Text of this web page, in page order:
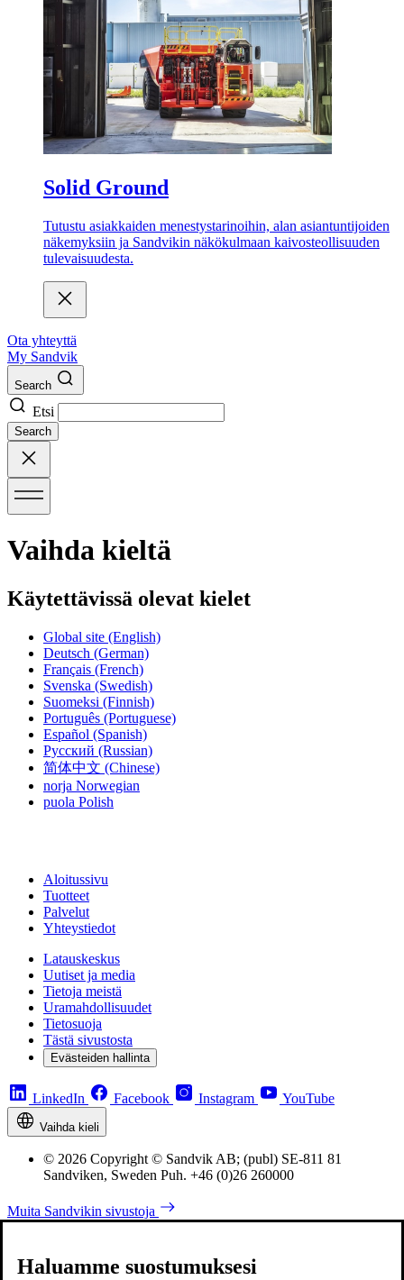
Solid Ground
Tutustu asiakkaiden menestystarinoihin, alan asiantuntijoiden
näkemyksiin ja Sandvikin näkökulmaan kaivosteollisuuden
tulevaisuudesta.
Ota yhteyttä
My Sandvik
Search
Etsi
Search
Vaihda kieltä
Käytettävissä olevat kielet
Global site (English)
Deutsch (German)
Français (French)
Svenska (Swedish)
Suomeksi (Finnish)
Português (Portuguese)
Español (Spanish)
Русский (Russian)
简体中文 (Chinese)
norja Norwegian
puola Polish
Aloitussivu
Tuotteet
Palvelut
Yhteystiedot
Latauskeskus
Uutiset ja media
Tietoja meistä
Uramahdollisuudet
Tietosuoja
Tästä sivustosta
Evästeiden hallinta
LinkedIn Facebook Instagram YouTube
Vaihda kieli
© 2026 Copyright © Sandvik AB; (publ) SE-811 81
Sandviken, Sweden Puh. +46 (0)26 260000
Muita Sandvikin sivustoja
Haluamme suostumuksesi